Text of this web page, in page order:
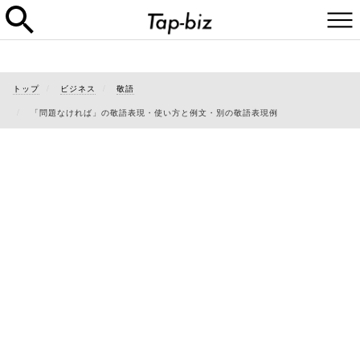
トップ ビジネス 敬語
「問題なければ」の敬語表現・使い方と例文・別の敬語表現例